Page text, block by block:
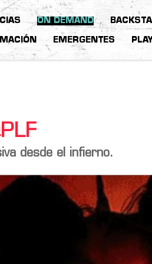
ON DEMAND
EMERGENTES
desde el infierno.